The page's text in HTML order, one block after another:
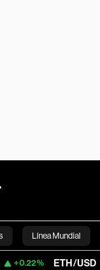
Línea Mundial
Bloomberg
ETH/USD 1,867.995